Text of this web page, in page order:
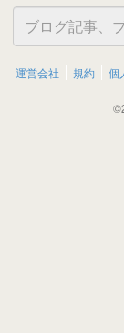
運営会社 規約 個
©